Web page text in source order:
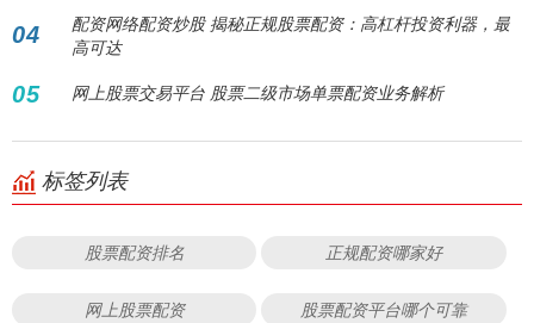
04
配资网络配资炒股 揭秘正规股票配资：高杠杆投资利器，最
高可达
05 网上股票交易平台 股票二级市场单票配资业务解析
标签列表
股票配资排名 正规配资哪家好
网上股票配资 股票配资平台哪个可靠